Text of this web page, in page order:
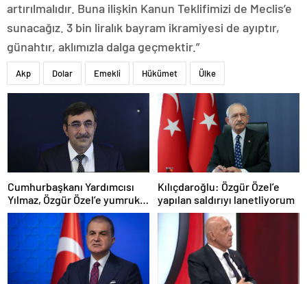
artırılmalıdır. Buna ilişkin Kanun Teklifimizi de Meclis’e
sunacağız. 3 bin liralık bayram ikramiyesi de ayıptır,
günahtır, aklımızla dalga geçmektir.”
Akp Dolar Emekli Hükümet Ülke
Cumhurbaşkanı Yardımcısı
Yılmaz, Özgür Özel’e yumruklu
saldırıyı kınadı
Kılıçdaroğlu: Özgür Özel’e
yapılan saldırıyı lanetliyorum